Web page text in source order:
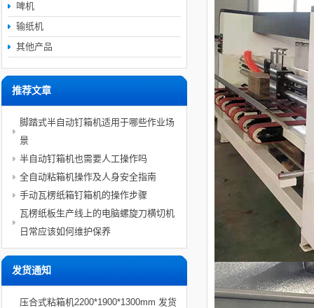
啤机
输纸机
其他产品
推荐文章
脚踏式半自动钉箱机适用于哪些作业场
景
半自动钉箱机也需要人工操作吗
全自动粘箱机操作及人身安全指南
手动瓦楞纸箱钉箱机的操作步骤
瓦楞纸板生产线上的电脑螺旋刀横切机
日常应该如何维护保养
发货通知
压合式粘箱机2200*1900*1300mm 发货